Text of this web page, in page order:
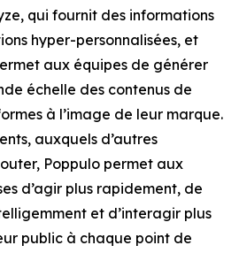
qui fournit des informations
hyper-personnalisées, et
aux équipes de générer
échelle des contenus de
à l’image de leur marque.
auxquels d’autres
Poppulo permet aux
d’agir plus rapidement, de
et d’interagir plus
public à chaque point de